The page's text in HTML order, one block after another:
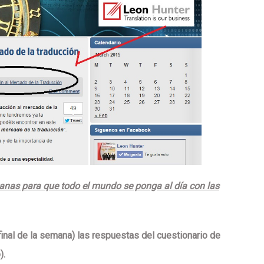
para que todo el mundo se ponga al día con las
de la semana) las respuestas del cuestionario de